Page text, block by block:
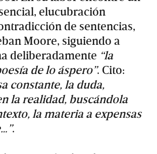
elucubración
de sentencias,
Moore, siguiendo a
deliberadamente “la
de lo áspero”. Cito:
constante, la duda,
la realidad, buscándola
la materia a expensas
.